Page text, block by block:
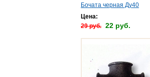
Бочата черная Ду40
Цена:
29 руб. 22 руб.